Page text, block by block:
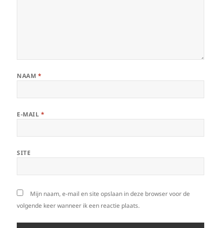
NAAM *
E-MAIL *
SITE
Mijn naam, e-mail en site opslaan in deze browser voor de
volgende keer wanneer ik een reactie plaats.